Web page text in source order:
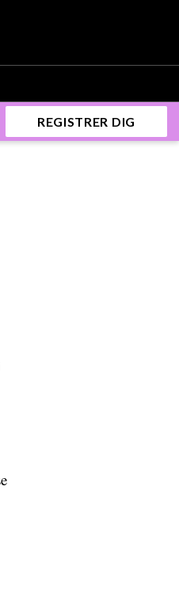
REGISTRER DIG